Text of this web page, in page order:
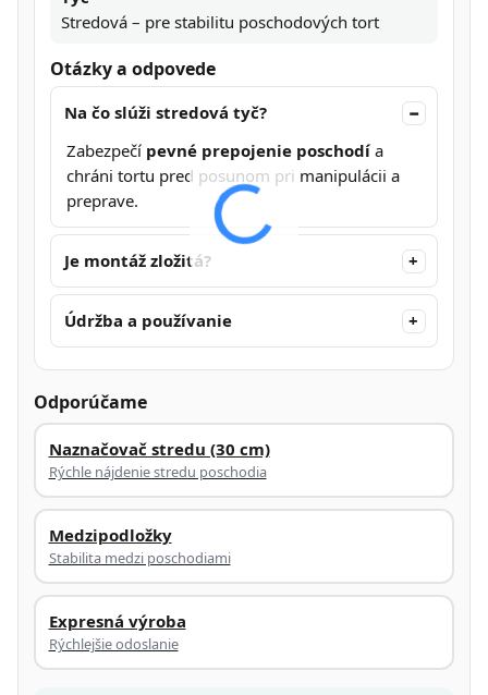
Stredová – pre stabilitu poschodových tort
Otázky a odpovede
Na čo slúži stredová tyč?
Zabezpečí pevné prepojenie poschodí a
chráni tortu pred posunom pri manipulácii a
preprave.
Je montáž zložitá?
Údržba a používanie
Odporúčame
Naznačovač stredu (30 cm)
Rýchle nájdenie stredu poschodia
Medzipodložky
Stabilita medzi poschodiami
Expresná výroba
Rýchlejšie odoslanie